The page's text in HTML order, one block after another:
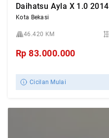
Daihatsu Ayla X 1.0 2014
Kota Bekasi
46.420 KM
Rp83.000.000
Cicilan Mulai